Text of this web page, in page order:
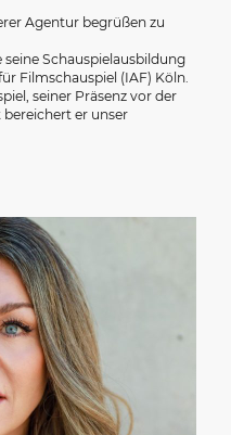
Agentur begrüßen zu
Schauspielausbildung
Filmschauspiel (IAF) Köln.
seiner Präsenz vor der
er unser